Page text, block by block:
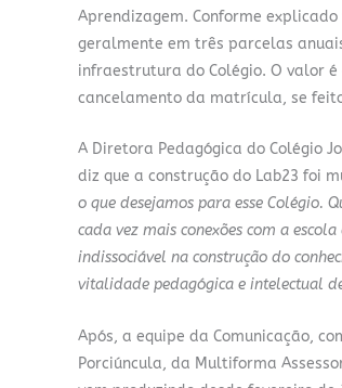
Aprendizagem. Conforme
geralmente em três parcelas
infraestrutura do Colégio. O valor
cancelamento da matrícula, se
A Diretora Pedagógica do Colégio
diz que a construção do Lab23 foi
o que desejamos para esse Colégio.
cada vez mais conexões com a
indissociável na construção do
vitalidade pedagógica e intelectual
Após, a equipe da Comunicação,
Porciúncula, da Multiforma